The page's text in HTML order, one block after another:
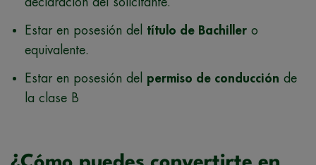
Estar en posesión del título de Bachiller o
equivalente.
Estar en posesión del permiso de conducción de
la clase B